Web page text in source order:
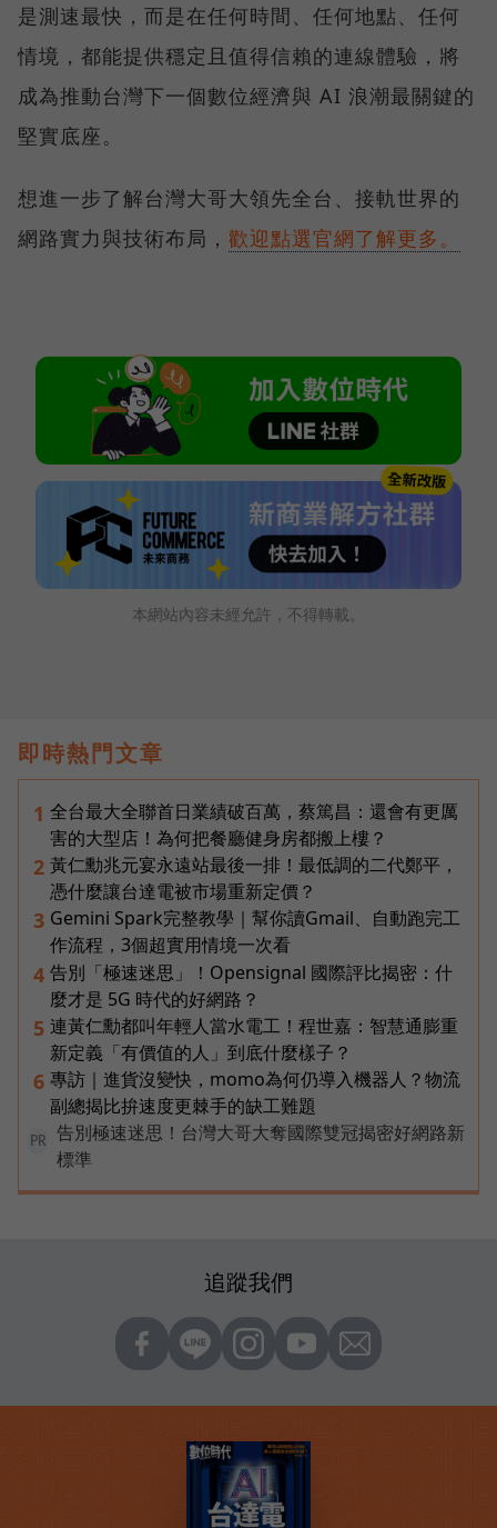
是測速最快，而是在任何時間、任何地點、任何
情境，都能提供穩定且值得信賴的連線體驗，將
成為推動台灣下一個數位經濟與 AI 浪潮最關鍵的
堅實底座。
想進一步了解台灣大哥大領先全台、接軌世界的
網路實力與技術布局， 歡迎點選官網了解更多。
本網站內容未經允許，不得轉載。
即時熱門文章
1 全台最大全聯首日業績破百萬，蔡篤昌：還會有更厲
害的大型店！為何把餐廳健身房都搬上樓？
2 黃仁勳兆元宴永遠站最後一排！最低調的二代鄭平，
憑什麼讓台達電被市場重新定價？
3 Gemini Spark完整教學｜幫你讀Gmail、自動跑完工
作流程，3個超實用情境一次看
4 告別「極速迷思」！Opensignal 國際評比揭密：什
麼才是 5G 時代的好網路？
5 連黃仁勳都叫年輕人當水電工！程世嘉：智慧通膨重
新定義「有價值的人」到底什麼樣子？
6 專訪｜進貨沒變快，momo為何仍導入機器人？物流
副總揭比拚速度更棘手的缺工難題
PR
告別極速迷思！台灣大哥大奪國際雙冠揭密好網路新
標準
追蹤我們